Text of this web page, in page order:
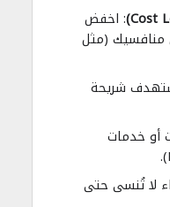
: اخفض
منافسيك (مثل
شريحة
أو خدمات
لا تُنسى حتى